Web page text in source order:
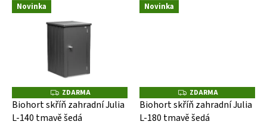
Novinka
Z
D
A
R
ZDARMA
Biohort skříň zahradní Julia
L-140 tmavě šedá
Novinka
Z
D
A
R
ZDARMA
Biohort skříň zahradní Julia
L-180 tmavě šedá